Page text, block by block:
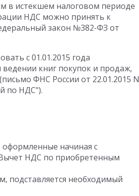
в истекшем налоговом периоде
НДС можно принять к
закон №382-ФЗ от
с 01.01.2015 года
книг покупок и продаж,
ФНС России от 22.01.2015 N
по НДС").
начиная с
НДС по приобретенным
подставляется необходимый